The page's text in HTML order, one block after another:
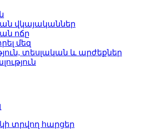
վկայականներ
ոճը
մեզ
տեսլական և արժեքներ
տրվող հարցեր